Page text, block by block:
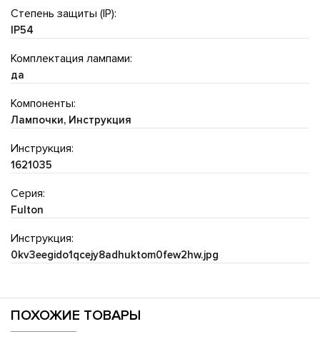
Степень защиты (IP):
IP54
Комплектация лампами:
да
Компоненты:
Лампочки, Инструкция
Инструкция:
1621035
Серия:
Fulton
Инструкция:
0kv3eegido1qcejy8adhuktom0few2hw.jpg
ПОХОЖИЕ ТОВАРЫ